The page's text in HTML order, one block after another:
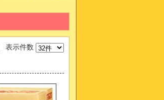
表示件数